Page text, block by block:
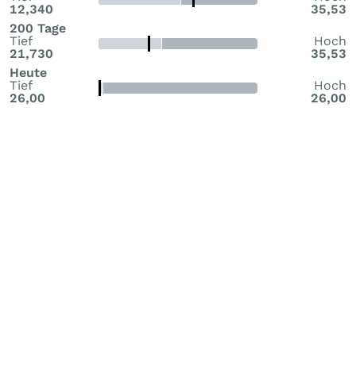
12,340
35,53
200 Tage
Tief
21,730
Hoch
35,53
Heute
Tief
26,00
Hoch
26,00